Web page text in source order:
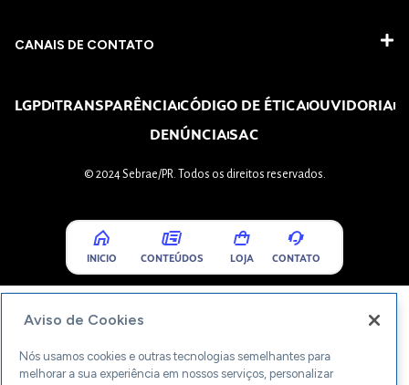
CANAIS DE CONTATO
LGPDTRANSPARÊNCIACÓDIGO DE ÉTICAOUVIDORIA
DENÚNCIASAC
© 2024 Sebrae/PR. Todos os direitos reservados.
INICIO CONTEÚDOS LOJA CONTATO
Aviso de Cookies
Nós usamos cookies e outras tecnologias semelhantes para
melhorar a sua experiência em nossos serviços, personalizar